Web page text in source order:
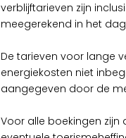
verblijftarieven zijn
meegerekend in het
De tarieven voor lange
energiekosten niet
aangegeven door de
Voor alle boekingen